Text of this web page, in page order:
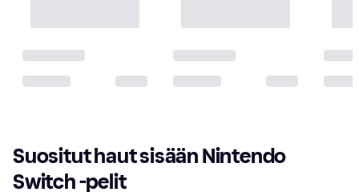
Suositut haut sisään Nintendo
Switch -pelit